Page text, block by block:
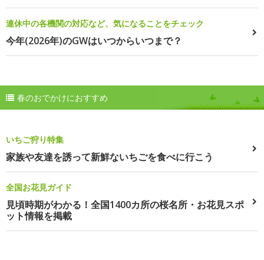
連休中の各機関の対応など、気になることをチェック
今年(2026年)のGWはいつからいつまで？
春のおでかけにおすすめ
いちご狩り特集
家族や友達を誘って新鮮ないちごを食べに行こう
全国お花見ガイド
見頃時期がわかる！全国1400カ所の桜名所・お花見スポ
ット情報を掲載